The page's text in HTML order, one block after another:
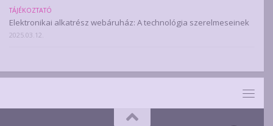
TÁJÉKOZTATÓ
Elektronikai alkatrész webáruház: A technológia szerelmeseinek
2025.03.12.